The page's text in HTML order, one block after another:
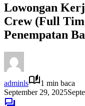
Lowongan
Crew (Full
Penempatan
adminls
1 min baca
September 29, 2025